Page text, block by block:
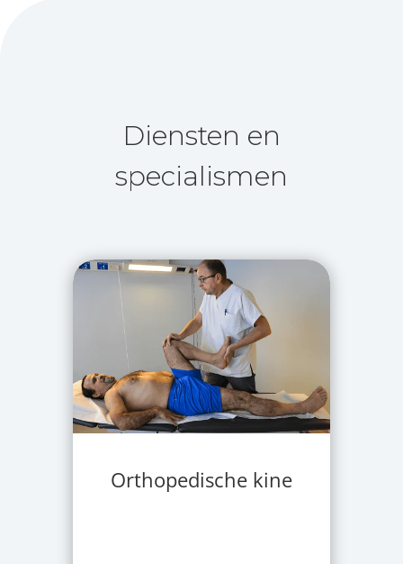
Diensten en
specialismen
Orthopedische kine